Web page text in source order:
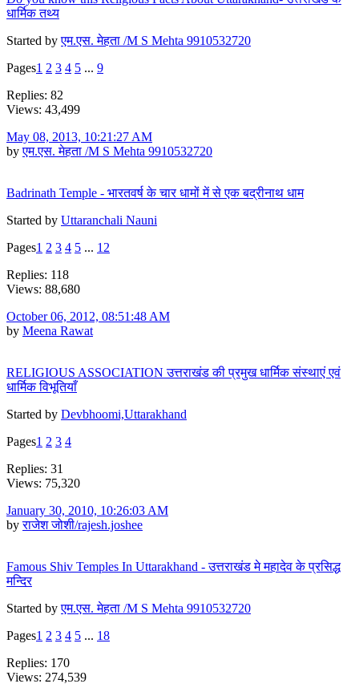
धार्मिक तथ्य
Started byएम.एस. मेहता /M S Mehta 9910532720
Pages1 2 3 4 5 ... 9
Replies: 82
Views: 43,499
May 08, 2013, 10:21:27 AM
byएम.एस. मेहता /M S Mehta 9910532720
Badrinath Temple - भारतवर्ष के चार धामों में से एक बद्रीनाथ धाम
Started by Uttaranchali Nauni
Pages1 2 3 4 5 ... 12
Replies: 118
Views: 88,680
October 06, 2012, 08:51:48 AM
by Meena Rawat
RELIGIOUS ASSOCIATION उत्तराखंड की प्रमुख धार्मिक संस्थाएं एवं
धार्मिक विभूतियाँ
Started by Devbhoomi,Uttarakhand
Pages1 2 3 4
Replies: 31
Views: 75,320
January 30, 2010, 10:26:03 AM
byराजेश जोशी/rajesh.joshee
Famous Shiv Temples In Uttarakhand - उत्तराखंड मे महादेव के प्रसिद्ध
मन्दिर
Started byएम.एस. मेहता /M S Mehta 9910532720
Pages1 2 3 4 5 ... 18
Replies: 170
Views: 274,539